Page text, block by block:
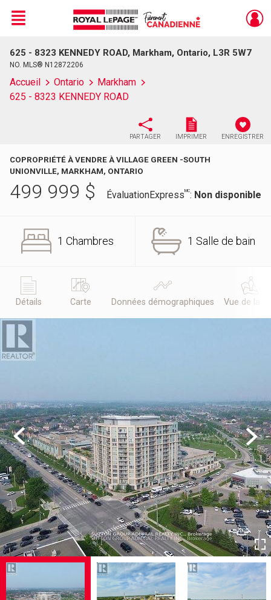
Live
En Direct
Menu
625 - 8323 KENNEDY ROAD, Markham, Ontario, L3R 5W7
NO. MLS® N12872206
Accueil Ontario
Markham
625 - 8323 KENNEDY ROAD
PARTAGER IMPRIMER ENREGISTRER
COPROPRIÉTÉ À VENDRE À VILLAGE GREEN -SOUTH
UNIONVILLE, MARKHAM, ONTARIO
499 999 $ ÉvaluationExpressMC: Non disponible
1 Chambres 1 Salle de bain
Détails Carte Données démographiques Vue de la
Previous Next